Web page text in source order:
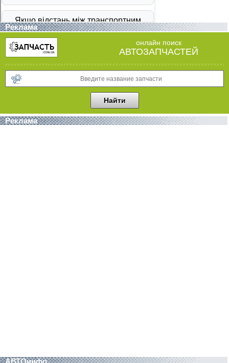
Реклама
онлайн поиск
АВТОЗАПЧАСТЕЙ
Реклама
АВТОинфо